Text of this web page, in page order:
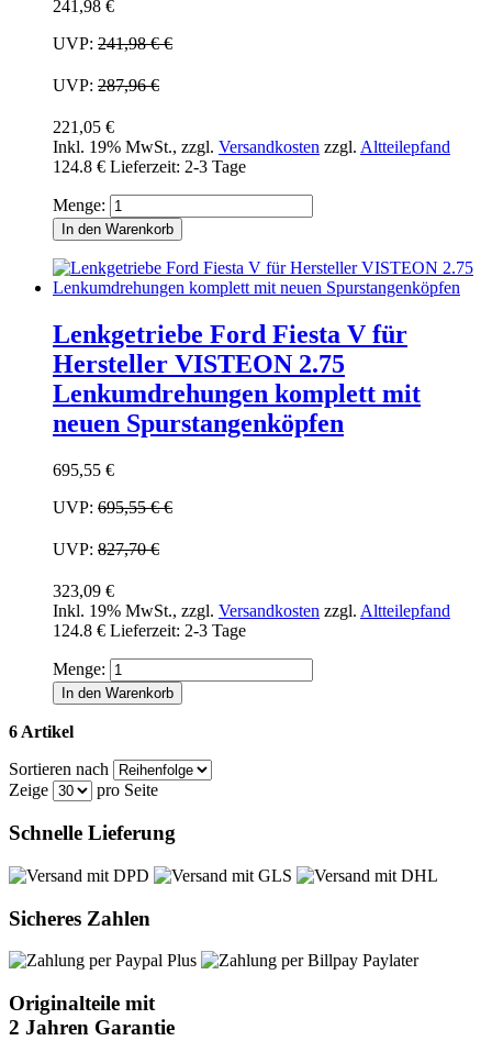
241,98 €
UVP: 241,98 €€
UVP: 287,96 €
221,05 €
Inkl. 19% MwSt., zzgl. Versandkosten zzgl. Altteilepfand
124.8 € Lieferzeit: 2-3 Tage
Menge:
In den Warenkorb
Lenkgetriebe Ford Fiesta V für
Hersteller VISTEON 2.75
Lenkumdrehungen komplett mit
neuen Spurstangenköpfen
695,55 €
UVP: 695,55 €€
UVP: 827,70 €
323,09 €
Inkl. 19% MwSt., zzgl. Versandkosten zzgl. Altteilepfand
124.8 € Lieferzeit: 2-3 Tage
Menge:
In den Warenkorb
6 Artikel
Sortieren nach
Zeige
pro Seite
Schnelle Lieferung
Sicheres Zahlen
Originalteile mit
2 Jahren Garantie